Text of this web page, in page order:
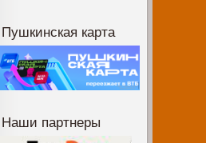
Пушкинская карта
Наши партнеры